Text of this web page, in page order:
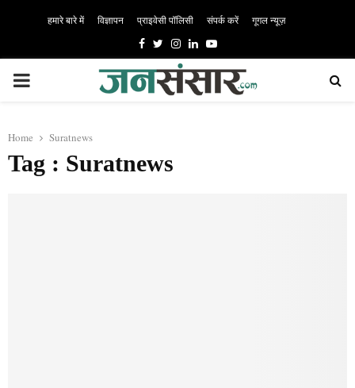
हमारे बारे में विज्ञापन प्राइवेसी पॉलिसी संपर्क करें गूगल न्यूज़
Facebook
TwitterInstagram
LinkedinYoutube
PRIMARY
Home Suratnews
Tag : Suratnews